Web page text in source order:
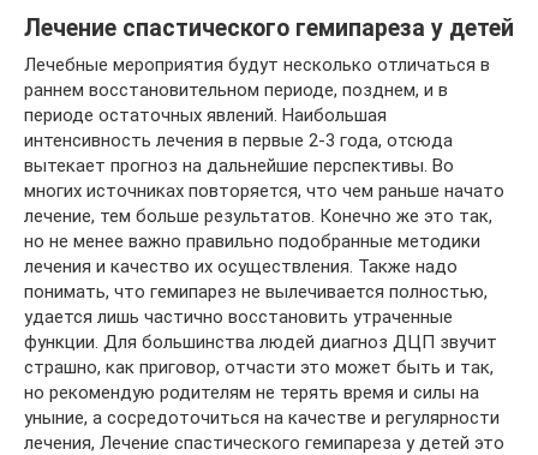
Лечение спастического гемипареза у детей
Лечебные мероприятия будут несколько отличаться в
раннем восстановительном периоде, позднем, и в
периоде остаточных явлений. Наибольшая
интенсивность лечения в первые 2-3 года, отсюда
вытекает прогноз на дальнейшие перспективы. Во
многих источниках повторяется, что чем раньше начато
лечение, тем больше результатов. Конечно же это так,
но не менее важно правильно подобранные методики
лечения и качество их осуществления. Также надо
понимать, что гемипарез не вылечивается полностью,
удается лишь частично восстановить утраченные
функции. Для большинства людей диагноз ДЦП звучит
страшно, как приговор, отчасти это может быть и так,
но рекомендую родителям не терять время и силы на
уныние, а сосредоточиться на качестве и регулярности
лечения, Лечение спастического гемипареза у детей это